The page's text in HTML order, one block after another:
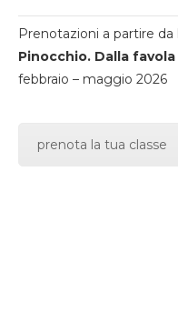
Prenotazioni a partire da
Pinocchio. Dalla
febbraio – maggio 2026
prenota la tua classe